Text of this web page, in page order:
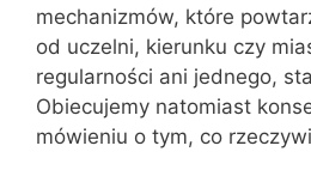
mechanizmów, które
od uczelni, kierunku czy
regularności ani jednego,
Obiecujemy natomiast
mówieniu o tym, co